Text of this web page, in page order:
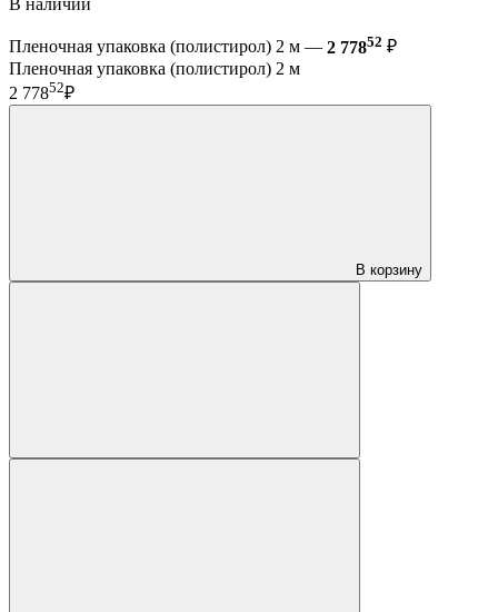
В наличии
Пленочная упаковка (полистирол) 2 м — 2 77852 ₽
Пленочная упаковка (полистирол) 2 м
2 77852₽
В корзину